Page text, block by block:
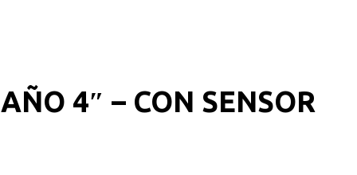
4″ – CON SENSOR